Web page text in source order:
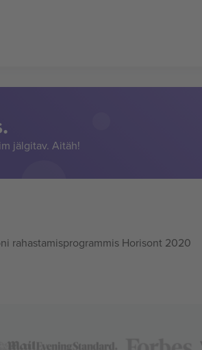
jälgitav. Aitäh!
rahastamisprogrammis Horisont 2020